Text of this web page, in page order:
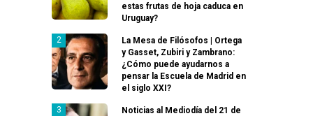
estas frutas de hoja caduca en
Uruguay?
La Mesa de Filósofos | Ortega
y Gasset, Zubiri y Zambrano:
¿Cómo puede ayudarnos a
pensar la Escuela de Madrid en
el siglo XXI?
Noticias al Mediodía del 21 de